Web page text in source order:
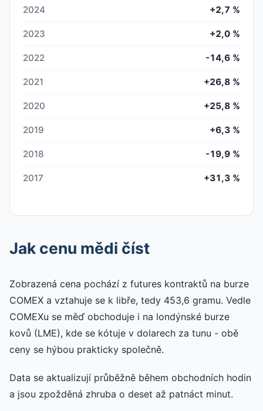
2024 +2,7 %
2023 +2,0 %
2022 -14,6 %
2021 +26,8 %
2020 +25,8 %
2019 +6,3 %
2018 -19,9 %
2017 +31,3 %
Jak cenu mědi číst
Zobrazená cena pochází z futures kontraktů na burze
COMEX a vztahuje se k libře, tedy 453,6 gramu. Vedle
COMEXu se měď obchoduje i na londýnské burze
kovů (LME), kde se kótuje v dolarech za tunu - obě
ceny se hýbou prakticky společně.
Data se aktualizují průběžně během obchodních hodin
a jsou zpožděná zhruba o deset až patnáct minut.